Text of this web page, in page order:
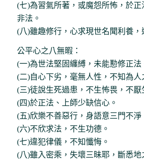
(七)為習氣所著，或魔怨所怖，於
非法。
(八)雖趣修行，心求現世名聞利養，
公平心之八無暇：
(一)為世法堅固纏縛，未能懃修正法
(二)自心下劣，毫無人性，不知為人
(三)徒說生死過患，不生怖畏，不厭
(四)於正法、上師少缺信心。
(五)欣樂不善惡行，身語意三門不淨
(六)不欣求法，不生功德。
(七)違犯律儀，不知懺悔。
(八)雖入密乘，失壞三昧耶，斷悉地